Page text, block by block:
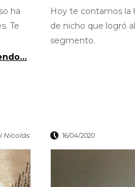
ha
Te
Hoy te contamos la
de nicho que logró
segmento.
Nicolás 16/04/2020